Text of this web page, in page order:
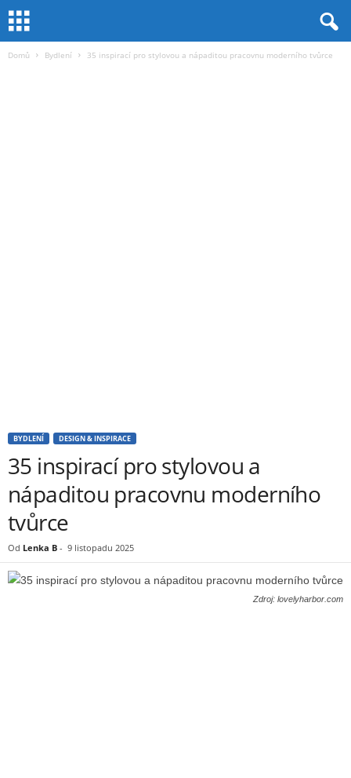
Domů Bydlení 35 inspirací pro stylovou a nápaditou pracovnu moderního tvůrce
BYDLENÍ DESIGN & INSPIRACE
35 inspirací pro stylovou a
nápaditou pracovnu moderního
tvůrce
Od Lenka B - 9 listopadu 2025
Zdroj: lovelyharbor.com